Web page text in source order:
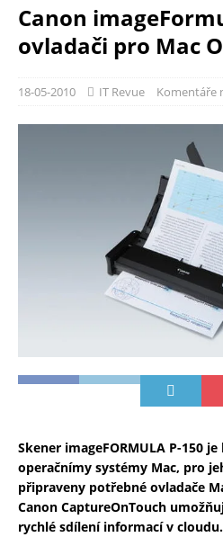
Canon
ovladači pro Mac
18-05-2010 IT Revue Komentáře
Skener imageFORMULA P-150
operačnímy systémy Mac, pro
připraveny potřebné ovladače
Canon CaptureOnTouch
rychlé sdílení informací v cloudu.